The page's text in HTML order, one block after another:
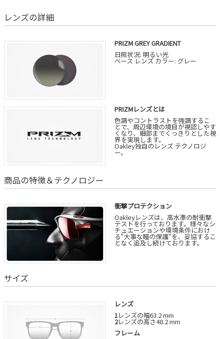
レンズの詳細
PRIZM GREY GRADIENT
日照状況: 明るい光
ベース レンズ カラー: グレー
PRIZMレンズとは
色調やコントラストを強調するこ
とで、周辺環境の境目が視認しやす
くなり、細部までくっきりとした視
界を実現します。
Oakley独自のレンズ テクノロジ
ー。
商品の特徴＆テクノロジー
衝撃プロテクション
Oakleyレンズは、高水準の耐衝撃
テストを行っております。様々なシ
チュエーションや環境条件におけ
る“大事な瞳の保護“を、妥協するこ
となく追及し続けております。
サイズ
レンズ
1レンズの幅63.2 mm
2レンズの高さ48.2 mm
フレーム